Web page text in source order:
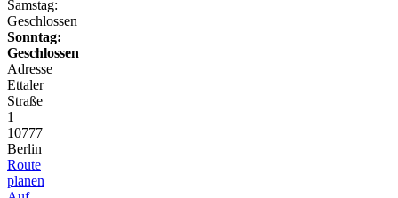
Samstag:
Geschlossen
Sonntag:
Geschlossen
Adresse
Ettaler
Straße
1
10777
Berlin
Route
planen